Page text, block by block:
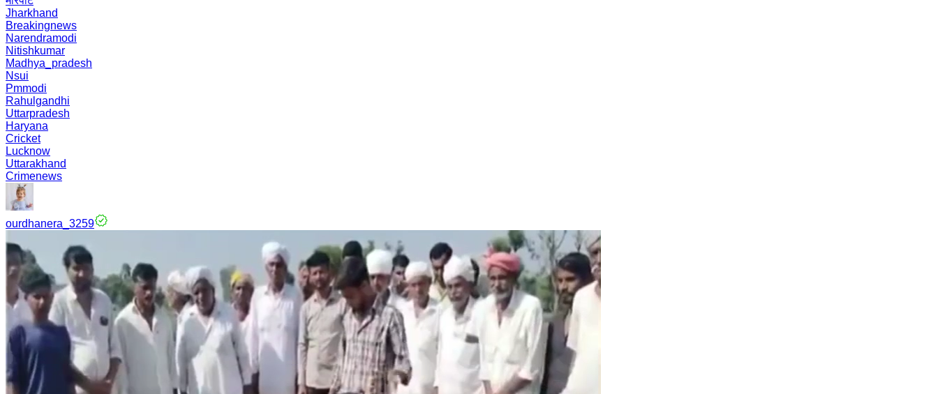
Jharkhand
Breakingnews
Narendramodi
Nitishkumar
Madhya_pradesh
Nsui
Pmmodi
Rahulgandhi
Uttarpradesh
Haryana
Cricket
Lucknow
Uttarakhand
Crimenews
ourdhanera_3259